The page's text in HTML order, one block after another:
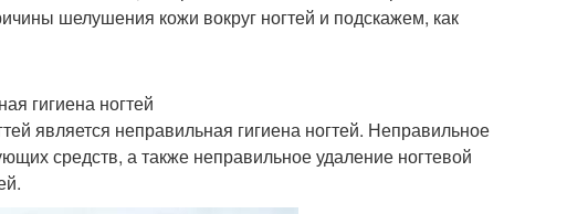
шелушения кожи вокруг ногтей и подскажем, как
гигиена ногтей
является неправильная гигиена ногтей. Неправильное
средств, а также неправильное удаление ногтевой